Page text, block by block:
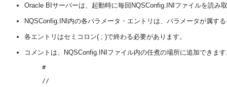
Oracle BIサーバーは、起動時に毎回NQSConfig.INIファイルを読み
NQSConfig.INI内の各パラメータ・エントリは、パラメータが属す
各エントリはセミコロン( ; )で終わる必要があります。
コメントは、NQSConfig.INIファイル内の任煮の場所に追加できま
#
//